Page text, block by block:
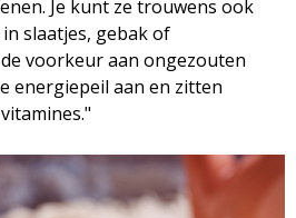
Je kunt ze trouwens ook
slaatjes, gebak of
voorkeur aan ongezouten
energiepeil aan en zitten